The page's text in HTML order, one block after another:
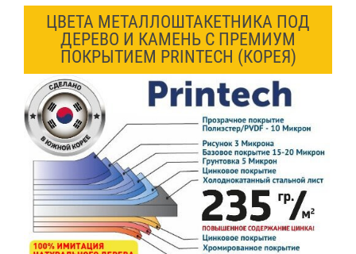
ЦВЕТА МЕТАЛЛОШТАКЕТНИКА ПОД
ДЕРЕВО И КАМЕНЬ С ПРЕМИУМ
ПОКРЫТИЕМ PRINTECH (КОРЕЯ)